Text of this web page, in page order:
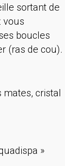
sortant de
vous
boucles
(ras de cou).
mates, cristal
»